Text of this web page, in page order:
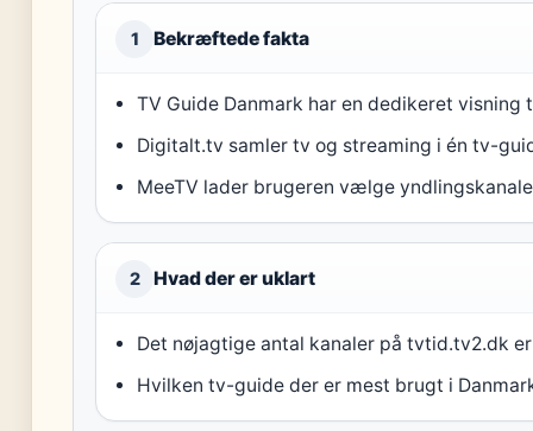
1 Bekræftede fakta
TV Guide Danmark har en dedikeret visning
Digitalt.tv samler tv og streaming i én tv-
MeeTV lader brugeren vælge
2 Hvad der er uklart
Det nøjagtige antal kanaler på tvtid.tv2.dk
Hvilken tv-guide der er mest brugt i